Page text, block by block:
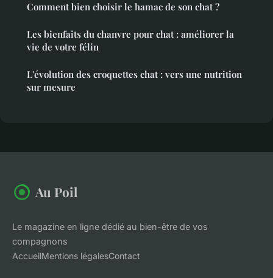
Comment bien choisir le hamac de son chat ?
Les bienfaits du chanvre pour chat : améliorer la
vie de votre félin
L'évolution des croquettes chat : vers une nutrition
sur mesure
Au Poil
Le magazine en ligne dédié au bien-être de vos
compagnons
AccueilMentions légalesContact